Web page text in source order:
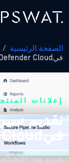
الصفحة الرئيسية /
فيMetaDefender Cloud
إعلانات
تقديم
فيMetaDefender Cloud
مزيد من